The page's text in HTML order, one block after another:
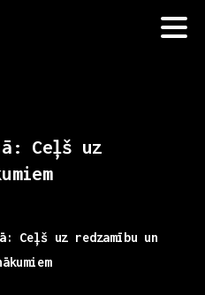
Ceļš uz
Ceļš uz redzamību un